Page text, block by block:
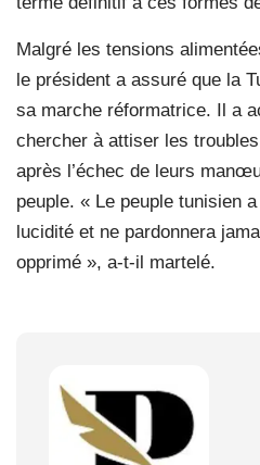
Malgré les tensions
le président a assuré que la
sa marche réformatrice. Il a
chercher à attiser les
après l’échec de leurs
peuple. « Le peuple tunisien
lucidité et ne pardonnera
opprimé », a-t-il martelé.